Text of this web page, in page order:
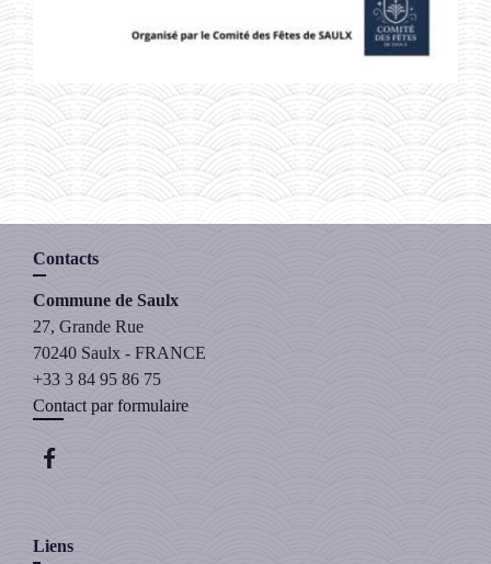
Contacts
Commune de Saulx
27, Grande Rue
70240 Saulx - FRANCE
+33 3 84 95 86 75
Contact par formulaire
Liens